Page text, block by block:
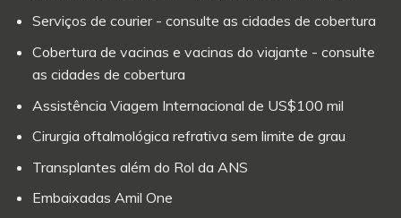
Serviços de courier - consulte as cidades de cobertura
Cobertura de vacinas e vacinas do viajante - consulte
as cidades de cobertura
Assistência Viagem Internacional de US$100 mil
Cirurgia oftalmológica refrativa sem limite de grau
Transplantes além do Rol da ANS
Embaixadas Amil One